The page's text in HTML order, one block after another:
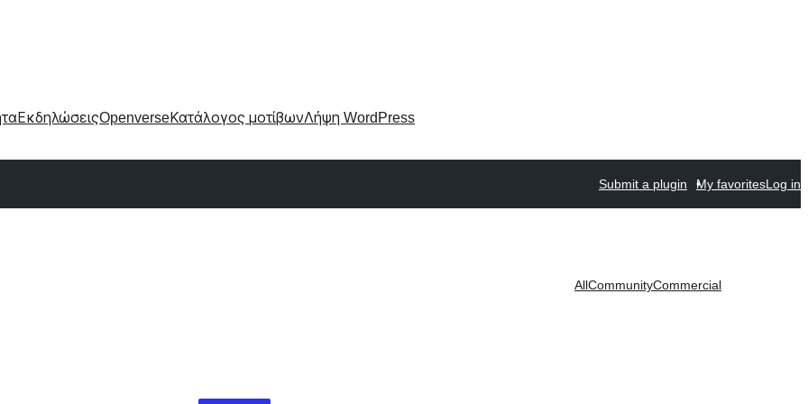
ΕκδηλώσειςOpenverseΚατάλογος μοτίβωνΛήψη WordPress
Submit a plugin My favoritesLog in
AllCommunityCommercial